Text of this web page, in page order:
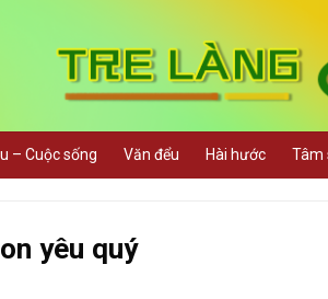
– Cuộc sống Văn đểu Hài hước Tâm
yêu quý